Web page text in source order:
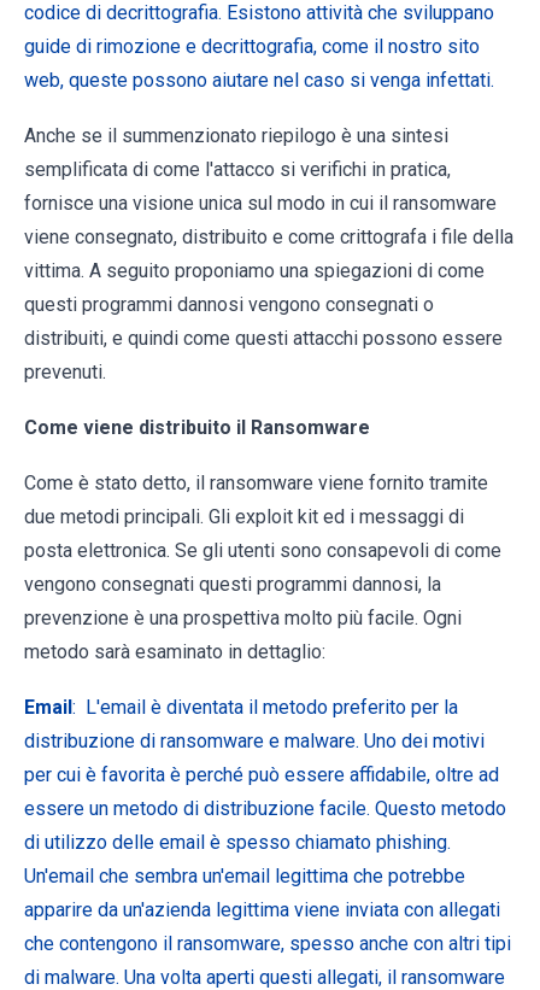
codice di decrittografia. Esistono attività che sviluppano
guide di rimozione e decrittografia, come il nostro sito
web, queste possono aiutare nel caso si venga infettati.
Anche se il summenzionato riepilogo è una sintesi
semplificata di come l'attacco si verifichi in pratica,
fornisce una visione unica sul modo in cui il ransomware
viene consegnato, distribuito e come crittografa i file della
vittima. A seguito proponiamo una spiegazioni di come
questi programmi dannosi vengono consegnati o
distribuiti, e quindi come questi attacchi possono essere
prevenuti.
Come viene distribuito il Ransomware
Come è stato detto, il ransomware viene fornito tramite
due metodi principali. Gli exploit kit ed i messaggi di
posta elettronica. Se gli utenti sono consapevoli di come
vengono consegnati questi programmi dannosi, la
prevenzione è una prospettiva molto più facile. Ogni
metodo sarà esaminato in dettaglio:
Email: L'email è diventata il metodo preferito per la
distribuzione di ransomware e malware. Uno dei motivi
per cui è favorita è perché può essere affidabile, oltre ad
essere un metodo di distribuzione facile. Questo metodo
di utilizzo delle email è spesso chiamato phishing.
Un'email che sembra un'email legittima che potrebbe
apparire da un'azienda legittima viene inviata con allegati
che contengono il ransomware, spesso anche con altri tipi
di malware. Una volta aperti questi allegati, il ransomware